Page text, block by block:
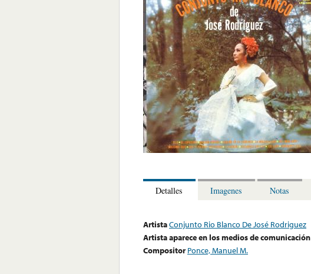
Detalles Imagenes Notas
ArtistaConjunto Rio Blanco De José Rodriguez
Artista aparece en los medios de comunicación
Compositor Ponce, Manuel M.